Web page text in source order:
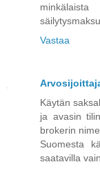
Vastaa
Käytän
ja avasin
brokerin
Suomesta
saatavilla